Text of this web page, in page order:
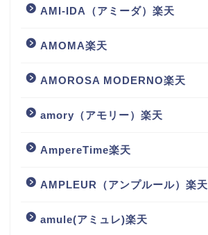
AMI-IDA（アミーダ）楽天
AMOMA楽天
AMOROSA MODERNO楽天
amory（アモリー）楽天
AmpereTime楽天
AMPLEUR（アンプルール）楽天
amule(アミュレ)楽天